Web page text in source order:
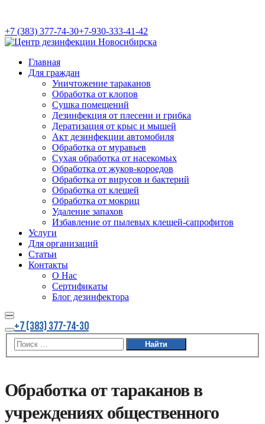
+7 (383) 377-74-30+7-930-333-41-42
Главная
Для граждан
Уничтожение тараканов
Обработка от клопов
Сушка помещений
Дезинфекция от плесени и грибка
Дератизация от крыс и мышей
Акт дезинфекции автомобиля
Обработка от муравьев
Cухая обработка от насекомых
Обработка от жуков-короедов
Обработка от вирусов и бактерий
Обработка от клещей
Обработка от мокриц
Удаление запахов
Избавление от пылевых клещей-сапрофитов
Услуги
Для организаций
Статьи
Контакты
О Нас
Сертификаты
Блог дезинфектора
Найти
Больше
информации
Главное
меню
+7 (383) 377-74-30
Обработка от тараканов в
учреждениях общественного